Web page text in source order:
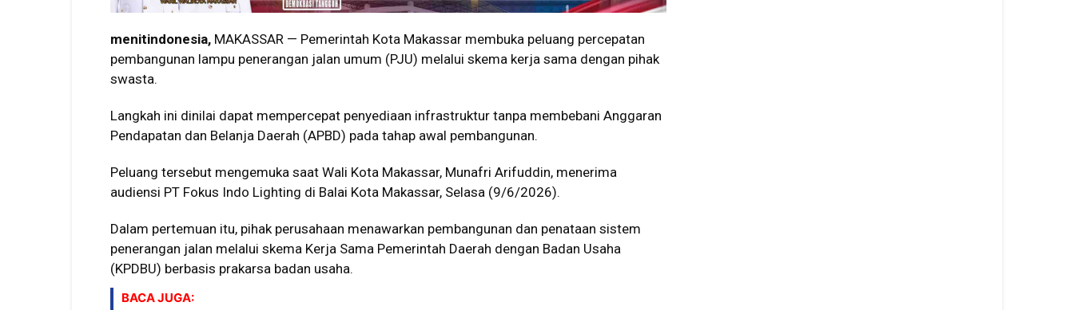
menitindonesia, MAKASSAR — Pemerintah Kota Makassar membuka peluang percepatan
pembangunan lampu penerangan jalan umum (PJU) melalui skema kerja sama dengan pihak
swasta.
Langkah ini dinilai dapat mempercepat penyediaan infrastruktur tanpa membebani Anggaran
Pendapatan dan Belanja Daerah (APBD) pada tahap awal pembangunan.
Peluang tersebut mengemuka saat Wali Kota Makassar, Munafri Arifuddin, menerima
audiensi PT Fokus Indo Lighting di Balai Kota Makassar, Selasa (9/6/2026).
Dalam pertemuan itu, pihak perusahaan menawarkan pembangunan dan penataan sistem
penerangan jalan melalui skema Kerja Sama Pemerintah Daerah dengan Badan Usaha
(KPDBU) berbasis prakarsa badan usaha.
BACA JUGA: